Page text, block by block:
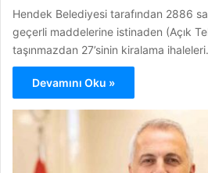
Hendek Belediyesi tarafından 2886
geçerli maddelerine istinaden (Açık
taşınmazdan 27’sinin kiralama
Devamını Oku »